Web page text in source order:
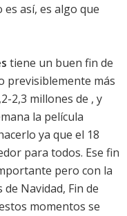
es así, es algo que
tiene un buen fin de
previsiblemente más
2,3 millones de , y
la película
ya que el 18
para todos. Ese fin
pero con la
Navidad, Fin de
momentos se